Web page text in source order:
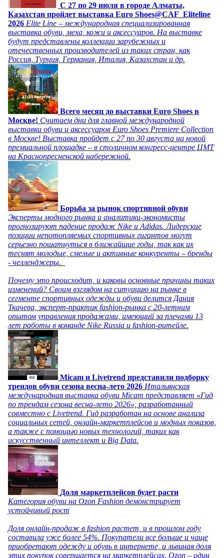
C 27 по 29 июля в городе Алматы,
Казахстан пройдет выставка Euro Shoes@CAF_Eliteline
2026 Elite Line – международная специализированная
выставка обуви, меха, кожи и аксессуаров. На выставке
будут представлены коллекции зарубежных и
отечественных производителей из таких стран, как
Россия, Турция, Германия, Италия, Казахстан и др.
Всего месяц до выставки Euro Shoes в
Москве! Считаем дни для главной международной
выставки обуви и аксессуаров Euro Shoes Premiere Collection
в Москве! Выставка пройдет с 27 по 30 августа на новой
премиальной площадке – в столичном конгресс-центре ЦМТ
на Краснопресненской набережной.
Борьба за рынок спортивной обуви
Эксперты модного рынка и аналитики-экономисты
прогнозируют падение продаж Nike и Adidas. Лидерские
позиции непотопляемых спортивных гигантов могут
серьезно пошатнуться в ближайшие годы, так как их
теснят молодые, смелые и активные конкуренты – бренды
- челленджеры.
Почему это происходит, и каковы основные причины таких
изменений? Своим взглядом на ситуацию на рынке в
сегменте спортивных одежды и обуви делится Дания
Ткачева, эксперт-практик fashion-рынка с 20-летним
опытом управления продажами, имеющий за плечами 13
лет работы в команде Nike Russia и fashion-ритейле.
Micam и Livetrend представили подборку
трендов обуви сезона весна-лето 2026 Итальянская
международная выставка обуви Micam представляет «Гид
по трендам сезона весна-лето 2026», разработанный
совместно с Livetrend. Гид разработан на основе анализа
социальных сетей, онлайн-маркетплейсов и модных показов,
а также с помощью новых технологий, таких как
искусственный интеллект и Big Data.
Доля маркетплейсов будет расти
Категория обуви на Ozon Fashion демонстрирует
устойчивый рост
Доля онлайн-продаж в fashion растет, и в прошлом году
составила уже более 54%. Покупатели все больше и чаще
приобретают одежду и обувь в интернете, и львиная доля
этих покупок совершается на маркетплейсах. Ozon – один